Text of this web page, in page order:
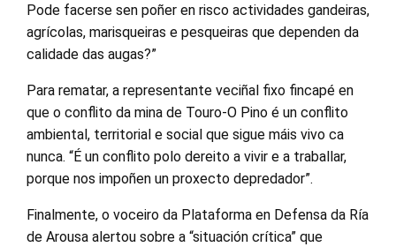
Pode facerse sen poñer en risco actividades gandeiras,
agrícolas, marisqueiras e pesqueiras que dependen da
calidade das augas?”
Para rematar, a representante veciñal fixo fincapé en
que o conflito da mina de Touro-O Pino é un conflito
ambiental, territorial e social que sigue máis vivo ca
nunca. “É un conflito polo dereito a vivir e a traballar,
porque nos impoñen un proxecto depredador”.
Finalmente, o voceiro da Plataforma en Defensa da Ría
de Arousa alertou sobre a “situación crítica” que